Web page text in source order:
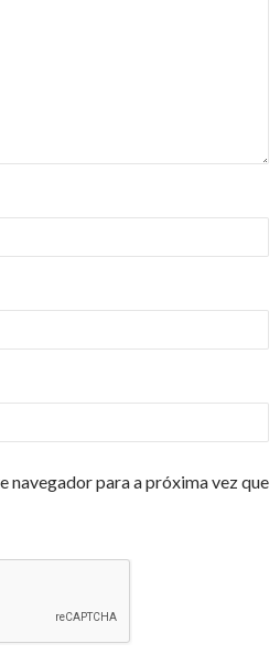
navegador para a próxima vez que